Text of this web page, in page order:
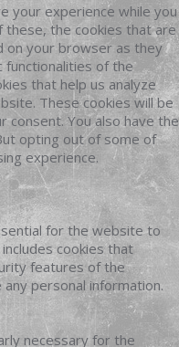
your experience while you
the cookies that are
on your browser as they
functionalities of the
that help us analyze
These cookies will be
You also have the
opting out of some of
experience.
for the website to
cookies that
features of the
personal information.
necessary for the